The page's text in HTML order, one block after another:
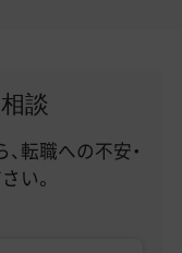
談
転職への不安・
い。